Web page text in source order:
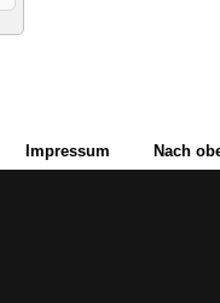
Impressum Nach